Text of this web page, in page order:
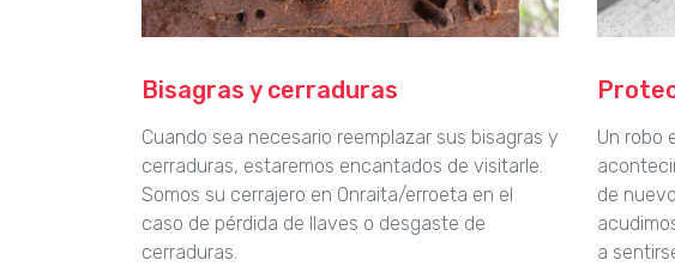
Bisagras y cerraduras
Cuando sea necesario reemplazar sus bisagras y
cerraduras, estaremos encantados de visitarle.
Somos su cerrajero en Onraita/erroeta en el
caso de pérdida de llaves o desgaste de
cerraduras.
Un robo
de
a